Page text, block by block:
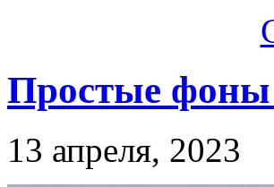
Простые фоны
13 апреля, 2023